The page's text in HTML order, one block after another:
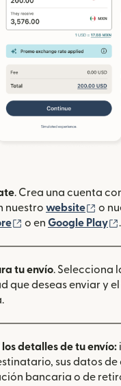
. Crea una cuenta
nuestro website (se
o
(se abre en una
o en Google Play .
tu envío. Selecciona
que deseas enviar y
los detalles de tu envío:
sus datos
bancaria o de